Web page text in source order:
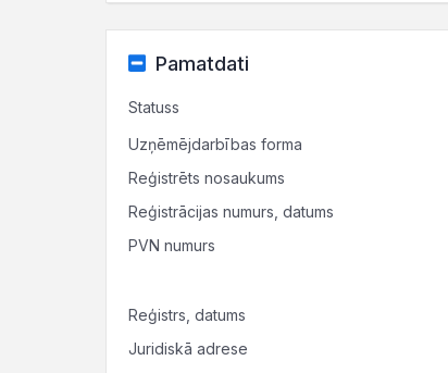
Pamatdati
Statuss
Uzņēmējdarbības forma
Reģistrēts nosaukums
Reģistrācijas numurs, datums
PVN numurs
Reģistrs, datums
Juridiskā adrese